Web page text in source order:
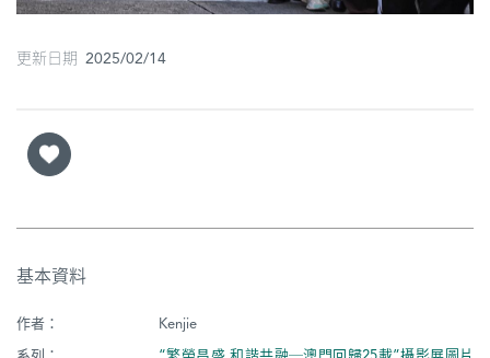
更新日期 2025/02/14
基本資料
作者：
Kenjie